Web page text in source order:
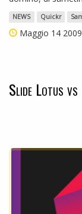
NEWS Quickr
Maggio 14 2009
Slide Lotus